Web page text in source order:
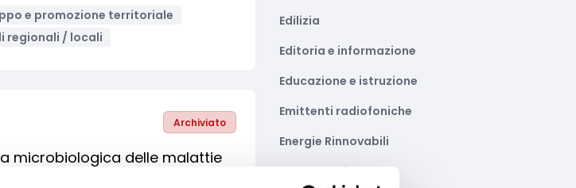
e promozione territoriale
regionali / locali
Archiviato
microbiologica delle malattie
Edilizia
Editoria e informazione
Educazione e istruzione
Emittenti radiofoniche
Energie Rinnovabili
Farmaceutico